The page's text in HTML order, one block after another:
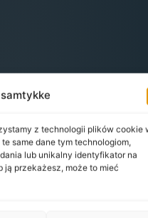
z technologii plików cookie
same dane tym technologiom,
lub unikalny identyfikator na
ją przekażesz, może to mieć